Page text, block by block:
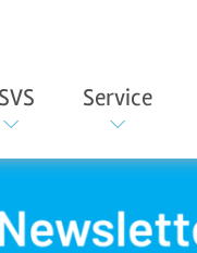
Service